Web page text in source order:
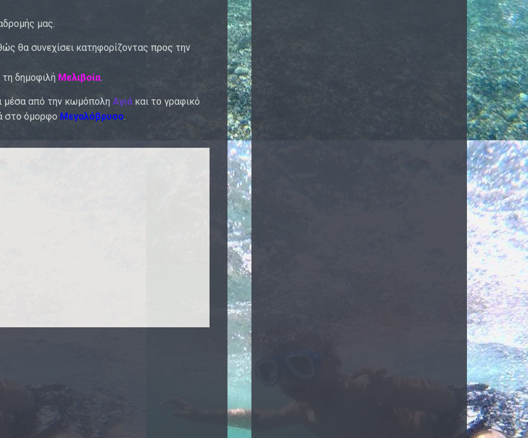
μας.
θα συνεχίσει κατηφορίζοντας προς την
τη δημοφιλή Μελιβοία.
μέσα από την κωμόπολη Αγιά και το γραφικό
στο όμορφο Μεγαλόβρυσο